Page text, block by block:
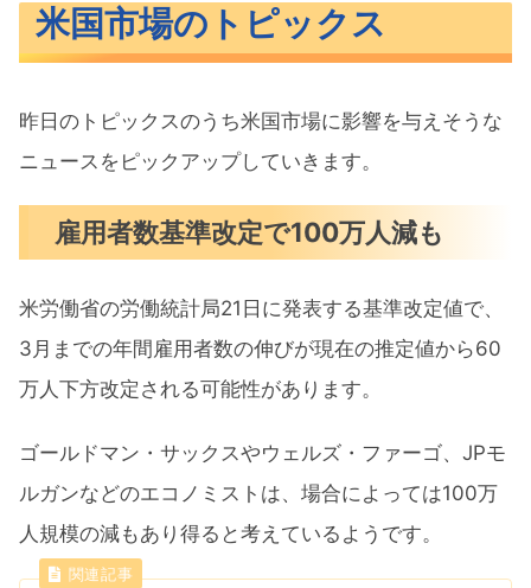
米国市場のトピックス
昨日のトピックスのうち米国市場に影響を与えそうな
ニュースをピックアップしていきます。
雇用者数基準改定で100万人減も
米労働省の労働統計局21日に発表する基準改定値で、
3月までの年間雇用者数の伸びが現在の推定値から60
万人下方改定される可能性があります。
ゴールドマン・サックスやウェルズ・ファーゴ、JPモ
ルガンなどのエコノミストは、場合によっては100万
人規模の減もあり得ると考えているようです。